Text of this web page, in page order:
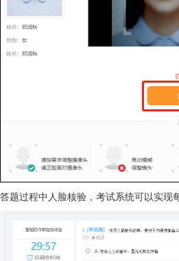
答题过程中人脸核验，考试系统可以实现